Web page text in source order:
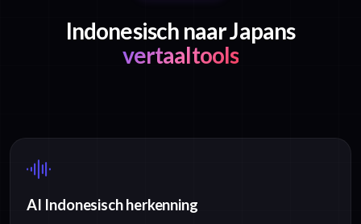
Indonesisch naar Japans
vertaaltools
AI Indonesisch herkenning